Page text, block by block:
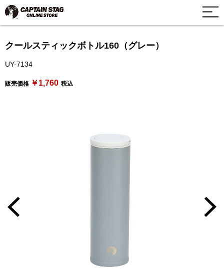
クールスティックボトル160（グレー）
UY-7134
販売価格 ￥1,760 税込